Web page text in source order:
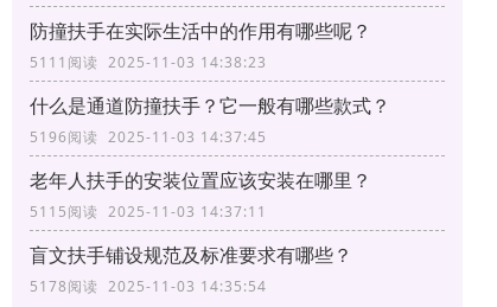
防撞扶手在实际生活中的作用有哪些呢？
5111阅读 2025-11-03 14:38:23
什么是通道防撞扶手？它一般有哪些款式？
5196阅读 2025-11-03 14:37:45
老年人扶手的安装位置应该安装在哪里？
5115阅读 2025-11-03 14:37:11
盲文扶手铺设规范及标准要求有哪些？
5178阅读 2025-11-03 14:35:54